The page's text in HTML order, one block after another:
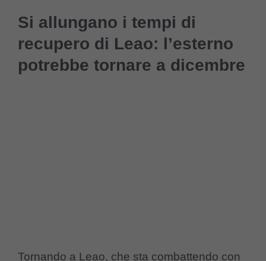
Si allungano i tempi di
recupero di Leao: l’esterno
potrebbe tornare a dicembre
Tornando a Leao, che sta combattendo con